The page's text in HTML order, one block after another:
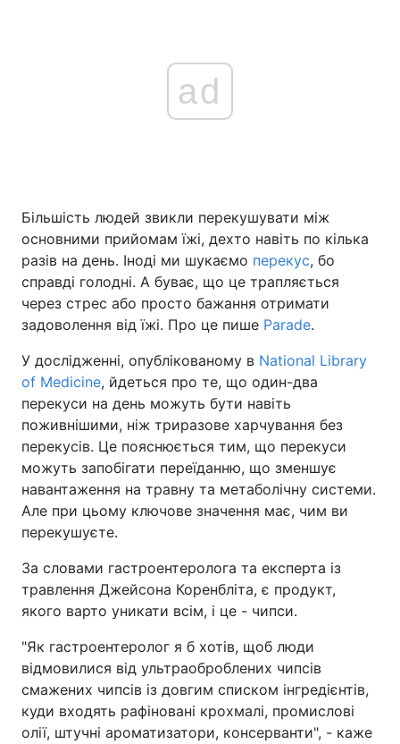
ad
Більшість людей звикли перекушувати між
основними прийомам їжі, дехто навіть по кілька
разів на день. Іноді ми шукаємо перекус, бо
справді голодні. А буває, що це трапляється
через стрес або просто бажання отримати
задоволення від їжі. Про це пише Parade.
У дослідженні, опублікованому в National Library
of Medicine, йдеться про те, що один-два
перекуси на день можуть бути навіть
поживнішими, ніж триразове харчування без
перекусів. Це пояснюється тим, що перекуси
можуть запобігати переїданню, що зменшує
навантаження на травну та метаболічну системи.
Але при цьому ключове значення має, чим ви
перекушуєте.
За словами гастроентеролога та експерта із
травлення Джейсона Коренбліта, є продукт,
якого варто уникати всім, і це - чипси.
"Як гастроентеролог я б хотів, щоб люди
відмовилися від ультраоброблених чипсів
смажених чипсів із довгим списком інгредієнтів,
куди входять рафіновані крохмалі, промислові
олії, штучні ароматизатори, консерванти", - каже